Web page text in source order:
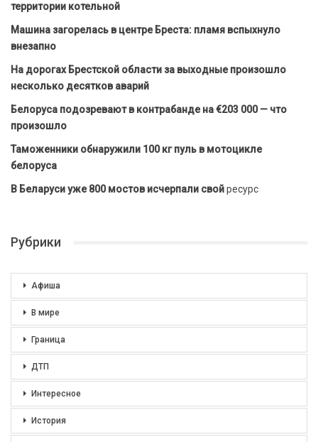
территории котельной
Машина загорелась в центре Бреста: пламя вспыхнуло
внезапно
На дорогах Брестской области за выходные произошло
несколько десятков аварий
Белоруса подозревают в контрабанде на €203 000 — что
произошло
Таможенники обнаружили 100 кг пуль в мотоцикле
белоруса
В Беларуси уже 800 мостов исчерпали свойресурс
Рубрики
Афиша
В мире
Граница
ДТП
Интересное
История